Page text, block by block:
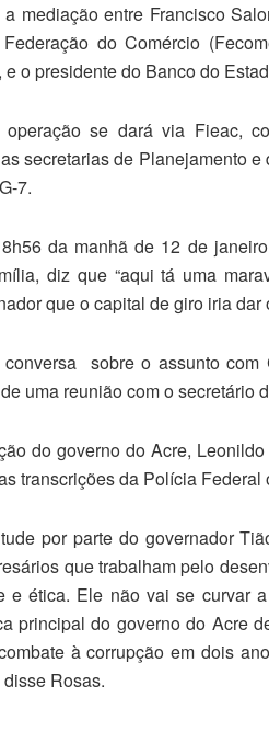
mediação entre Francisco
do Comércio
o presidente do Banco do
se dará via Fieac,
secretarias de Planejamento
7.
da manhã de 12 de
diz que “aqui tá uma
que o capital de giro iria dar
sobre o assunto
uma reunião com o secretário
do governo do Acre,
transcrições da Polícia
por parte do governador
que trabalham pelo
e ética. Ele não vai se curvar
principal do governo do Acre
à corrupção em dois
Rosas.